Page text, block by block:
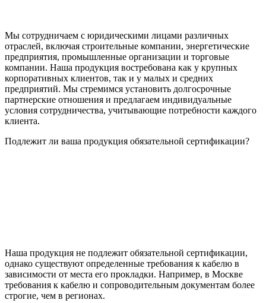
Мы сотрудничаем с юридическими лицами различных
отраслей, включая строительные компании, энергетические
предприятия, промышленные организации и торговые
компании. Наша продукция востребована как у крупных
корпоративных клиентов, так и у малых и средних
предприятий. Мы стремимся установить долгосрочные
партнерские отношения и предлагаем индивидуальные
условия сотрудничества, учитывающие потребности каждого
клиента.
Подлежит ли ваша продукция обязательной сертификации?
Наша продукция не подлежит обязательной сертификации,
однако существуют определенные требования к кабелю в
зависимости от места его прокладки. Например, в Москве
требования к кабелю и сопроводительным документам более
строгие, чем в регионах.